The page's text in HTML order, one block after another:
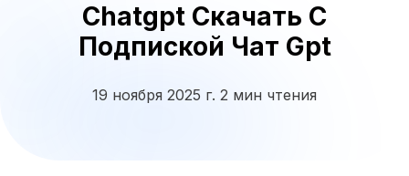
Chatgpt Скачать С
Подпиской Чат Gpt
19 ноября 2025 г. 2 мин чтения